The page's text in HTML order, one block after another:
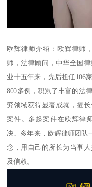
欧辉律师介绍：欧辉律师
师，法律顾问，中华全国
业十五年来，先后担任106
800多例，积累了丰富的法
究领域获得显著成就，擅
案件。多起案件在欧辉律
决。多年来，欧辉律师团队
念，用自己的所长为当事
及信赖。